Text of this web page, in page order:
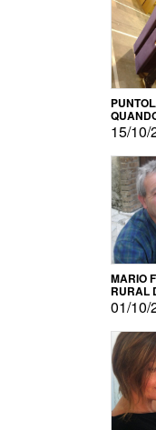
FA LA
VINCE
15/10/
MARIO
RURAL
01/10/